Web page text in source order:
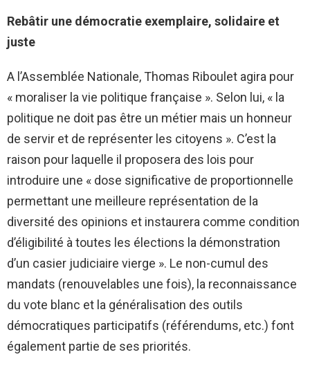
Rebâtir une démocratie exemplaire, solidaire et
juste
A l’Assemblée Nationale, Thomas Riboulet agira pour
« moraliser la vie politique française ». Selon lui, « la
politique ne doit pas être un métier mais un honneur
de servir et de représenter les citoyens ». C’est la
raison pour laquelle il proposera des lois pour
introduire une « dose significative de proportionnelle
permettant une meilleure représentation de la
diversité des opinions et instaurera comme condition
d’éligibilité à toutes les élections la démonstration
d’un casier judiciaire vierge ». Le non-cumul des
mandats (renouvelables une fois), la reconnaissance
du vote blanc et la généralisation des outils
démocratiques participatifs (référendums, etc.) font
également partie de ses priorités.